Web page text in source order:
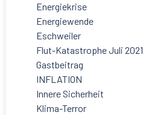
Energiekrise
Energiewende
Eschweiler
Flut-Katastrophe Juli 2021
Gastbeitrag
INFLATION
Innere Sicherheit
Klima-Terror